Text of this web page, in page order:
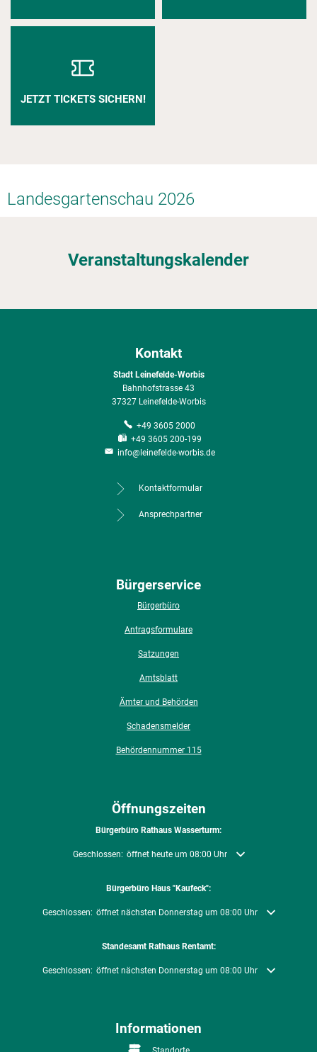
JETZT TICKETS SICHERN!
Landesgartenschau 2026
Veranstaltungskalender
Kontakt
Stadt Leinefelde-Worbis
Bahnhofstrasse 43
37327 Leinefelde-Worbis
+49 3605 2000
+49 3605 200-199
info@leinefelde-worbis.de
Kontaktformular
Ansprechpartner
Bürgerservice
Bürgerbüro
Antragsformulare
Satzungen
Amtsblatt
Ämter und Behörden
Schadensmelder
Behördennummer 115
Öffnungszeiten
Bürgerbüro Rathaus Wasserturm:
Klicken, um weitere Öffnungs- oder Schließzeiten auszublenden
Geschlossen: öffnet heute um 08:00 Uhr
Bürgerbüro Haus "Kaufeck":
Klicken, um weitere Öffnungs- oder Schließzeiten auszublenden
Geschlossen: öffnet nächsten Donnerstag um 08:00 Uhr
Standesamt Rathaus Rentamt:
Klicken, um weitere Öffnungs- oder Schließzeiten auszublenden
Geschlossen: öffnet nächsten Donnerstag um 08:00 Uhr
Informationen